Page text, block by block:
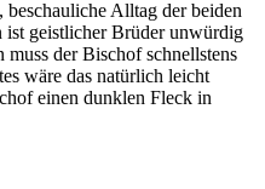
beschauliche Alltag der beiden
ist geistlicher Brüder unwürdig
der Bischof schnellstens
wäre das natürlich leicht
einen dunklen Fleck in